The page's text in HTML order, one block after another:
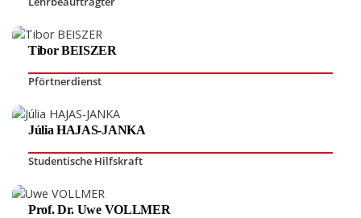
Tibor BEISZER
Pförtnerdienst
Júlia HAJAS-JANKA
Studentische Hilfskraft
Prof. Dr. Uwe VOLLMER